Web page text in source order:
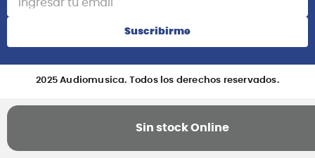
Sin stock Online
Suscribirme
2025 Audiomusica. Todos los derechos reservados.